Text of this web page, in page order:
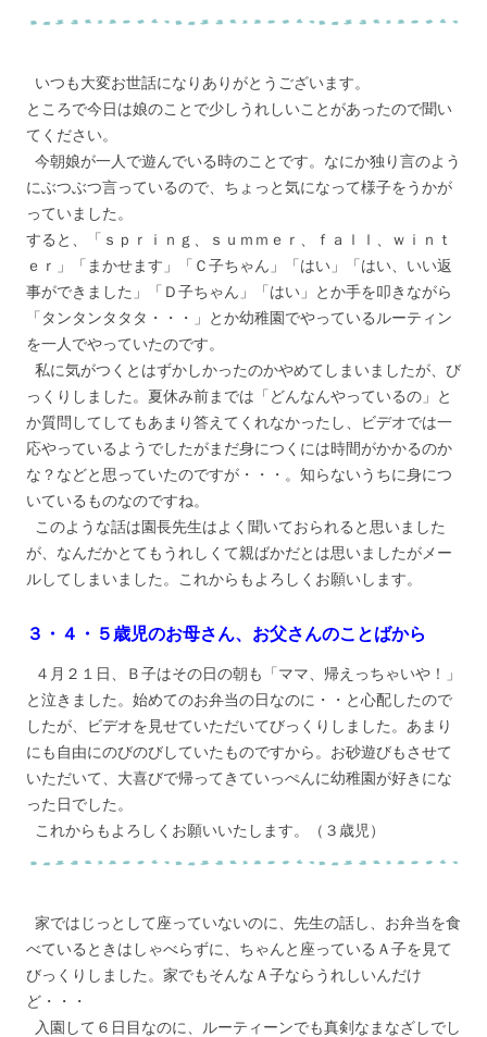
いつも大変お世話になりありがとうございます。
ところで今日は娘のことで少しうれしいことがあったので聞い
てください。
今朝娘が一人で遊んでいる時のことです。なにか独り言のよう
にぶつぶつ言っているので、ちょっと気になって様子をうかが
っていました。
すると、「ｓｐｒｉｎｇ、ｓｕｍｍｅｒ、ｆａｌｌ、ｗｉｎｔ
ｅｒ」「まかせます」「Ｃ子ちゃん」「はい」「はい、いい返
事ができました」「Ｄ子ちゃん」「はい」とか手を叩きながら
「タンタンタタタ・・・」とか幼稚園でやっているルーティン
を一人でやっていたのです。
私に気がつくとはずかしかったのかやめてしまいましたが、び
っくりしました。夏休み前までは「どんなんやっているの」と
か質問してしてもあまり答えてくれなかったし、ビデオでは一
応やっているようでしたがまだ身につくには時間がかかるのか
な？などと思っていたのですが・・・。知らないうちに身につ
いているものなのですね。
このような話は園長先生はよく聞いておられると思いました
が、なんだかとてもうれしくて親ばかだとは思いましたがメー
ルしてしまいました。これからもよろしくお願いします。
３・４・５歳児のお母さん、お父さんのことばから
４月２１日、Ｂ子はその日の朝も「ママ、帰えっちゃいや！」
と泣きました。始めてのお弁当の日なのに・・と心配したので
したが、ビデオを見せていただいてびっくりしました。あまり
にも自由にのびのびしていたものですから。お砂遊びもさせて
いただいて、大喜びで帰ってきていっぺんに幼稚園が好きにな
った日でした。
これからもよろしくお願いいたします。（３歳児）
家ではじっとして座っていないのに、先生の話し、お弁当を食
べているときはしゃべらずに、ちゃんと座っているＡ子を見て
びっくりしました。家でもそんなＡ子ならうれしいんだけ
ど・・・
入園して６日目なのに、ルーティーンでも真剣なまなざしでし